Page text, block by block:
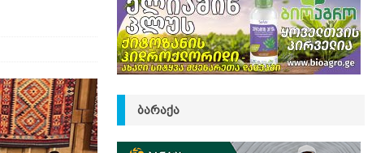
ᲑᲐᲠᲐᲥᲐ